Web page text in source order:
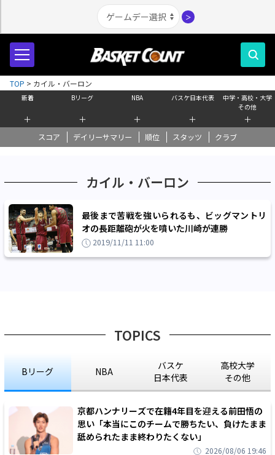
＞
新着
＋
Bリーグ
＋
NBA
＋
バスケ日本代表
＋
中学・高校・大学
その他
＋
スコア デイリーサマリー 順位 スタッツ クラブ
TOP > カイル・バーロン
カイル・バーロン
最後まで苦戦を強いられるも、ビッグマントリ
オの長距離砲が火を噴いた川崎が連勝
2019/11/11 11:00
TOPICS
Bリーグ NBA
バスケ
日本代表
高校大学
その他
京都ハンナリーズで在籍4年目を迎える前田悟の
思い「本当にこのチームで勝ちたい、負けたまま
舐められたまま終わりたくない」
2026/08/06 19:46